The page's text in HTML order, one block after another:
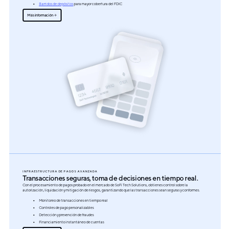
Barridos de depósitospara mayor cobertura del FDIC
Más información
INFRAESTRUCTURA DE PAGOS AVANZADA
Transacciones seguras, toma de decisiones en tiempo real.
Con el procesamiento de pagos probado en el mercado de SoFi Tech Solutions, obtienes control sobre la
autorización, liquidación y mitigación de riesgos, garantizando que las transacciones sean seguras y conformes.
Monitoreo de transacciones en tiempo real
Controles de pago personalizables
Detección y prevención de fraudes
Financiamiento instantáneo de cuentas